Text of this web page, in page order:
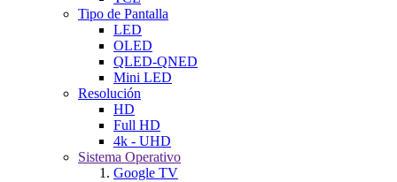
Tipo de Pantalla
LED
OLED
QLED-QNED
Mini LED
Resolución
HD
Full HD
4k - UHD
Sistema Operativo
Google TV